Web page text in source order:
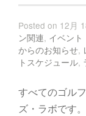
Posted on 12月
ン関連, イベント
からのお知らせ,
トスケジュール,
すべてのゴル
ズ・ラボです。